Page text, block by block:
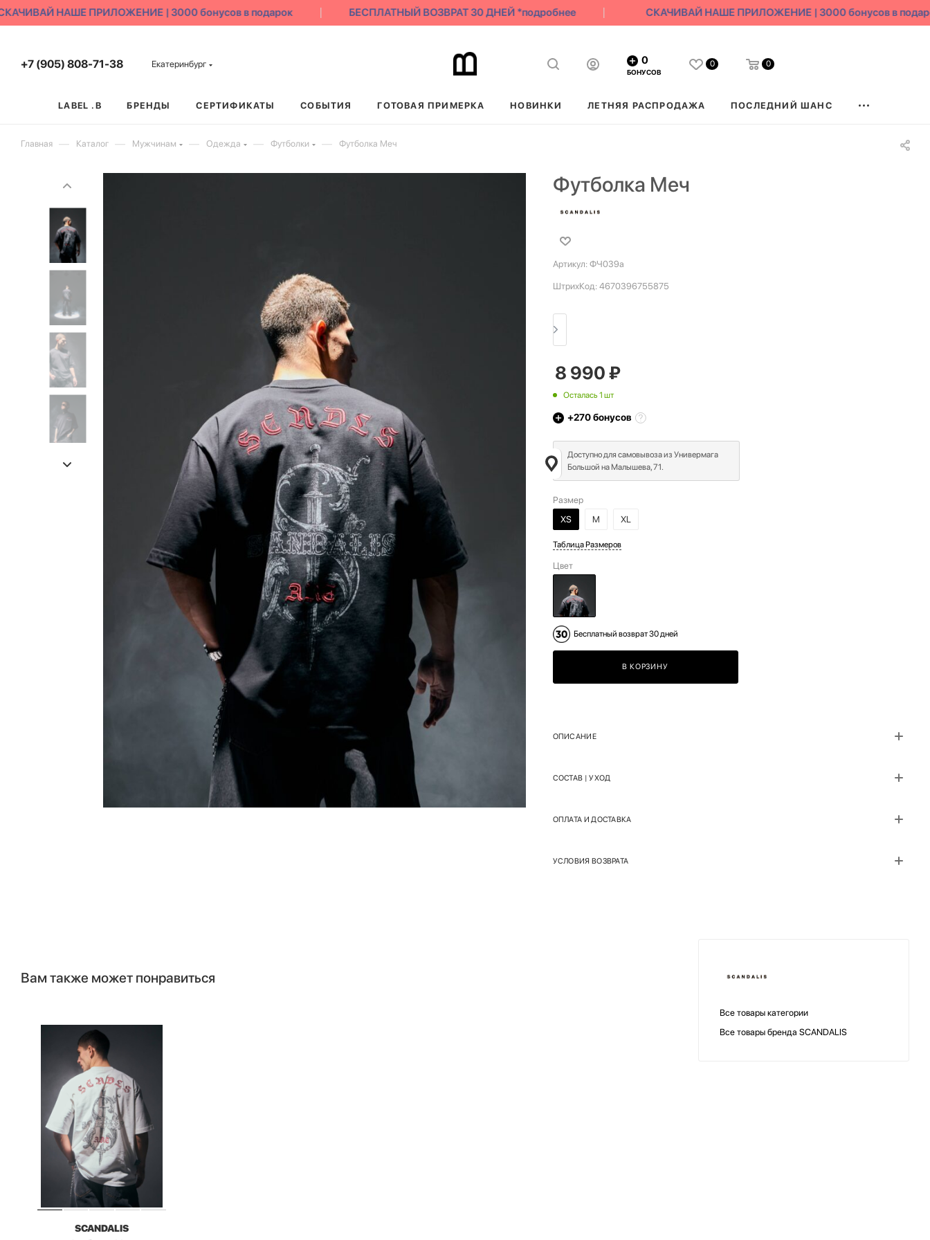
НАШЕ ПРИЛОЖЕНИЕ | 3000 бонусов в подарок БЕСПЛАТНЫЙ ВОЗВРАТ 30 ДНЕЙ *подробнее СКАЧИВАЙ НАШЕ ПРИЛОЖЕНИЕ | 3000 бонусов в
+7 (905) 808-71-38 Екатеринбург 0
БОНУСОВ
0 0
LABEL .B БРЕНДЫ СЕРТИФИКАТЫ СОБЫТИЯ ГОТОВАЯ ПРИМЕРКА НОВИНКИ ЛЕТНЯЯ РАСПРОДАЖА ПОСЛЕДНИЙ ШАНС
Главная — Каталог — Мужчинам — Одежда — Футболки — Футболка Меч
Футболка Меч
Артикул: ФЧ039а
ШтрихКод: 4670396755875
8 990₽
Осталась 1 шт
+270бонусов
Доступно для самовывоза из Универмага
Большой на Малышева, 71.
Размер
XS
M XL
Таблица Размеров
Цвет
Бесплатный возврат 30 дней
В КОРЗИНУ
ОПИСАНИЕ
СОСТАВ | УХОД
ОПЛАТА И ДОСТАВКА
УСЛОВИЯ ВОЗВРАТА
Вам также может понравиться
SCANDALIS
Все товары категории
Все товары бренда SCANDALIS